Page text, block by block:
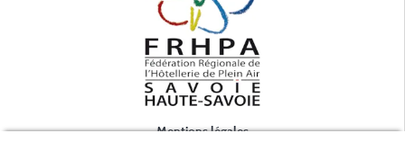
Mentions légales